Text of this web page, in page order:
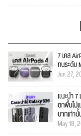
7 เคส
ทนระดับ
Jun 27,
แนะนำ 7
ตกพื้นไม่
บาทเท่า
May 18,